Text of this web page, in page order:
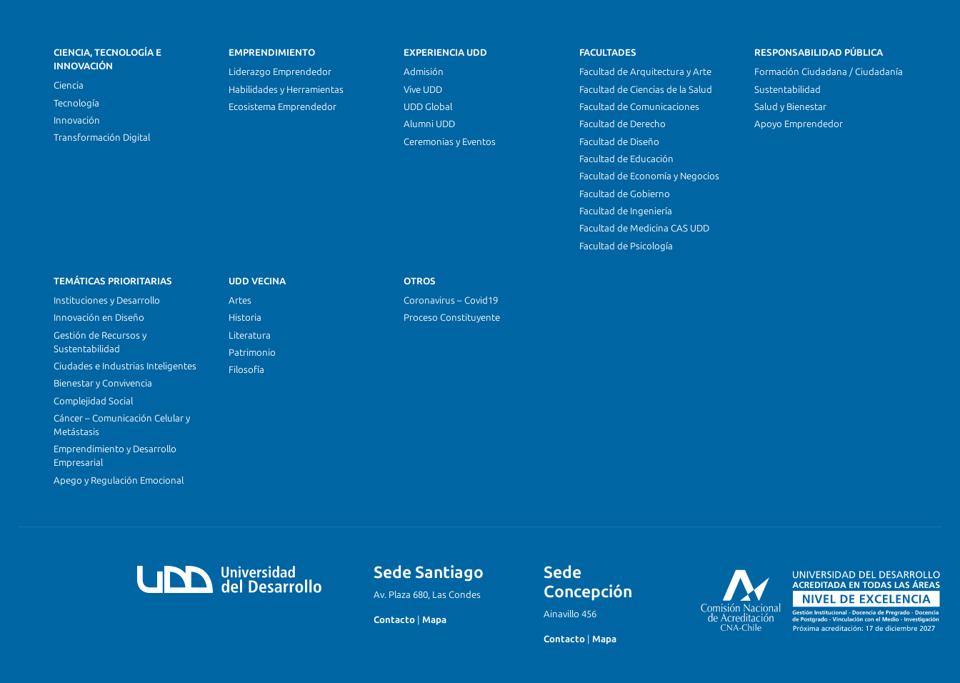
CIENCIA, TECNOLOGÍA E
INNOVACIÓN
Ciencia
Tecnología
Innovación
Transformación Digital
EMPRENDIMIENTO
Liderazgo Emprendedor
Habilidades y Herramientas
Ecosistema Emprendedor
EXPERIENCIA UDD
Admisión
Vive UDD
UDD Global
Alumni UDD
Ceremonias y Eventos
FACULTADES
Facultad de Arquitectura y Arte
Facultad de Ciencias de la Salud
Facultad de Comunicaciones
Facultad de Derecho
Facultad de Diseño
Facultad de Educación
Facultad de Economía y Negocios
Facultad de Gobierno
Facultad de Ingeniería
Facultad de Medicina CAS UDD
Facultad de Psicología
RESPONSABILIDAD PÚBLICA
Formación Ciudadana / Ciudadanía
Sustentabilidad
Salud y Bienestar
Apoyo Emprendedor
TEMÁTICAS PRIORITARIAS
Instituciones y Desarrollo
Innovación en Diseño
Gestión de Recursos y
Sustentabilidad
Ciudades e Industrias Inteligentes
Bienestar y Convivencia
Complejidad Social
Cáncer – Comunicación Celular y
Metástasis
Emprendimiento y Desarrollo
Empresarial
Apego y Regulación Emocional
UDD VECINA
Artes
Historia
Literatura
Patrimonio
Filosofía
OTROS
Coronavirus – Covid19
Proceso Constituyente
Sede Santiago
Av. Plaza 680, Las Condes
Contacto Mapa
Sede
Concepción
Ainavillo 456
Contacto Mapa